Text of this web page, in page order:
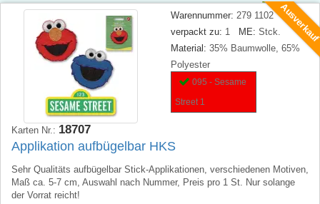
Warennummer: 279 1102
verpackt zu: 1 ME: Stck.
Material: 35% Baumwolle, 65%
Polyester
095 - Sesame
Street 1
Karten Nr.: 18707
Applikation aufbügelbar HKS
Sehr Qualitäts aufbügelbar Stick-Applikationen, verschiedenen Motiven,
Maß ca. 5-7 cm, Auswahl nach Nummer, Preis pro 1 St. Nur solange
der Vorrat reicht!